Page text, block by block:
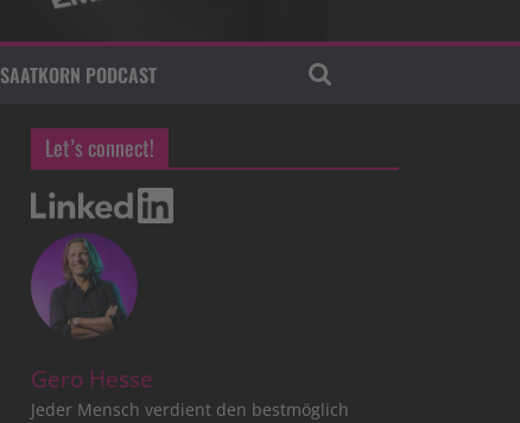
SAATKORN PODCAST
Let’s connect!
Gero Hesse
Jeder Mensch verdient den bestmöglich